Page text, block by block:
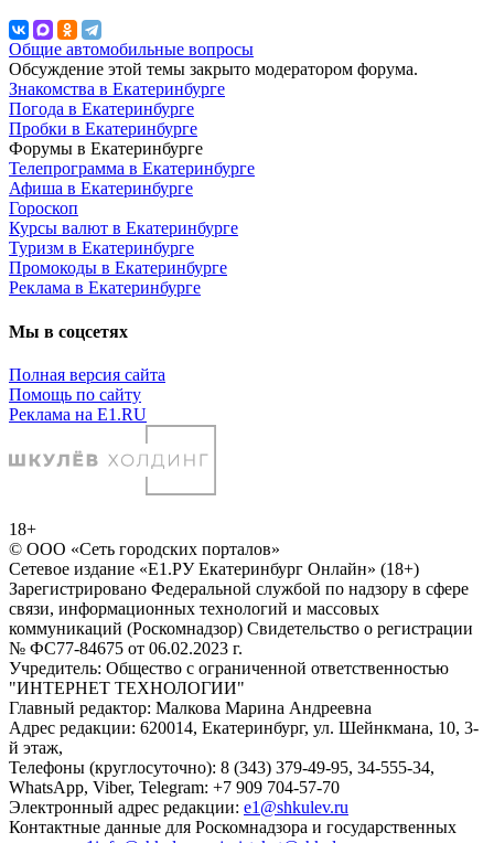
Общие автомобильные вопросы
Обсуждение этой темы закрыто модератором форума.
Знакомства в Екатеринбурге
Погода в Екатеринбурге
Пробки в Екатеринбурге
Форумы в Екатеринбурге
Телепрограмма в Екатеринбурге
Афиша в Екатеринбурге
Гороскоп
Курсы валют в Екатеринбурге
Туризм в Екатеринбурге
Промокоды в Екатеринбурге
Реклама в Екатеринбурге
Мы в соцсетях
Полная версия сайта
Помощь по сайту
Реклама на E1.RU
18+
© ООО «Сеть городских порталов»
Сетевое издание «Е1.РУ Екатеринбург Онлайн» (18+)
Зарегистрировано Федеральной службой по надзору в сфере
связи, информационных технологий и массовых
коммуникаций (Роскомнадзор) Свидетельство о регистрации
№ ФС77-84675 от 06.02.2023 г.
Учредитель: Общество с ограниченной ответственностью
"ИНТЕРНЕТ ТЕХНОЛОГИИ"
Главный редактор: Малкова Марина Андреевна
Адрес редакции: 620014, Екатеринбург, ул. Шейнкмана, 10, 3-
й этаж,
Телефоны (круглосуточно): 8 (343) 379-49-95, 34-555-34,
WhatsApp, Viber, Telegram: +7 909 704-57-70
Электронный адрес редакции: e1@shkulev.ru
Контактные данные для Роскомнадзора и государственных